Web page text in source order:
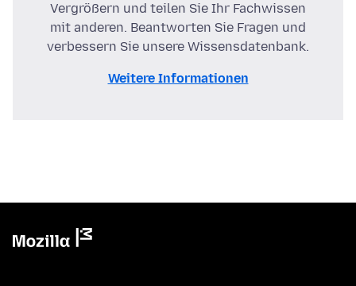
Vergrößern und teilen Sie Ihr Fachwissen
mit anderen. Beantworten Sie Fragen und
verbessern Sie unsere Wissensdatenbank.
Weitere Informationen